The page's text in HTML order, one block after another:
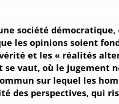
société
les opinions soient
et les « réalités
vaut, où le jugement
sur lequel les
des perspectives, qui